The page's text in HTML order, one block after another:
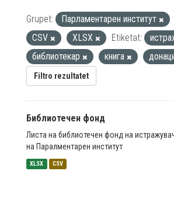
Grupet: Парламентарен институт
CSV
XLSX Etiketat:
библиотекар
книга
Filtro rezultatet
Библиотечен фонд
Листа на библиотечен фонд на
на Паралментарен институт
XLSX CSV